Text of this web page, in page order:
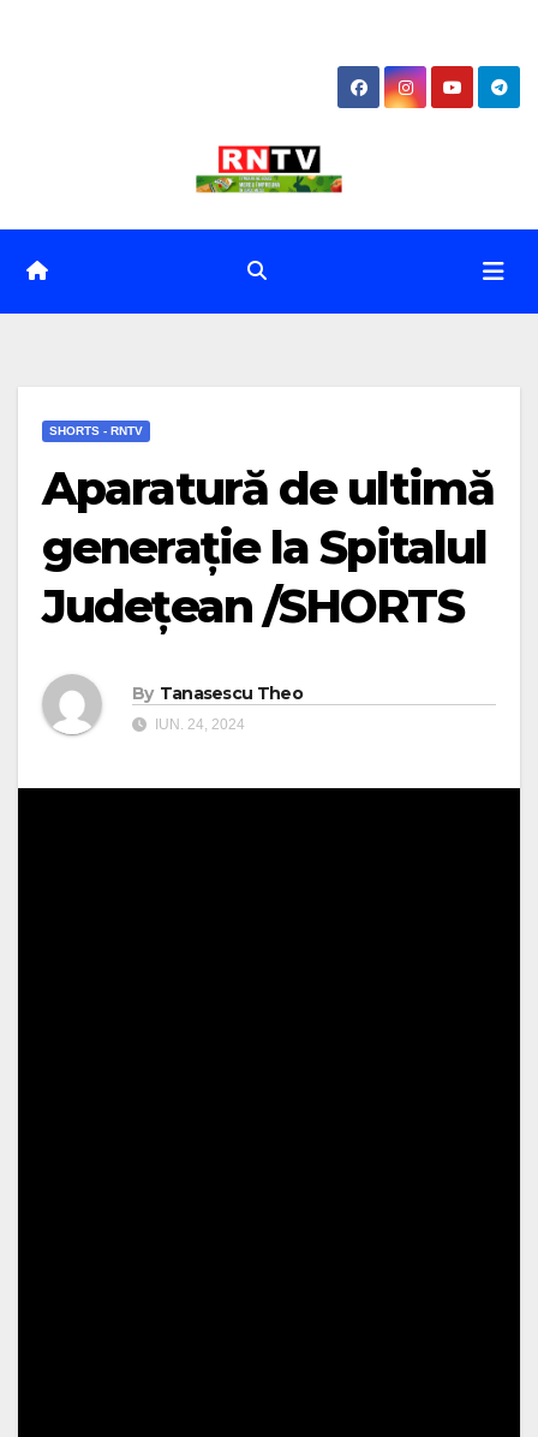
SHORTS - RNTV
Aparatură de ultimă
generație la Spitalul
Județean /SHORTS
By Tanasescu Theo
IUN. 24, 2024